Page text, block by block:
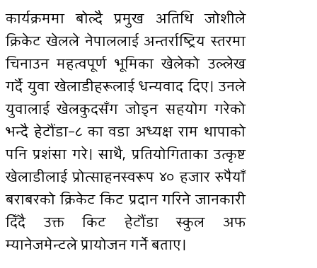
कार्यक्रममा बोल्दै प्रमुख अतिथि जोशीले
क्रिकेट खेलले नेपाललाई अन्तर्राष्ट्रिय स्तरमा
चिनाउन महत्वपूर्ण भूमिका खेलेको उल्लेख
गर्दै युवा खेलाडीहरूलाई धन्यवाद दिए। उनले
युवालाई खेलकुदसँग जोड्न सहयोग गरेको
भन्दै हेटौंडा–८ का वडा अध्यक्ष राम थापाको
पनि प्रशंसा गरे। साथै, प्रतियोगिताका उत्कृष्ट
खेलाडीलाई प्रोत्साहनस्वरूप ४० हजार रुपैयाँ
बराबरको क्रिकेट किट प्रदान गरिने जानकारी
दिँदै उक्त किट हेटौंडा स्कुल अफ
म्यानेजमेन्टले प्रायोजन गर्ने बताए।